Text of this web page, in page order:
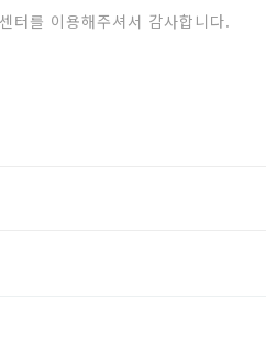
터를 이용해주셔서 감사합니다.